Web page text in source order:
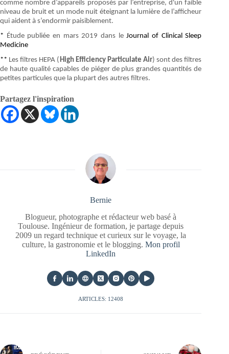
comme nombre d’appareils proposés par l’entreprise, d'un faible
niveau de bruit et un mode nuit éteignant la lumière de l’afficheur
qui aident à s’endormir paisiblement.
* Étude publiée en mars 2019 dans leJournal of Clinical Sleep
Medicine
** Les filtres HEPA (High Efficiency Particulate Air) sont des filtres
de haute qualité capables de piéger de plus grandes quantités de
petites particules que la plupart des autres filtres.
Partagez l'inspiration
Bernie
Blogueur, photographe et rédacteur web basé à
Toulouse. Ingénieur de formation, je partage depuis
2009 un regard technique et curieux sur le voyage, la
culture, la gastronomie et le blogging. Mon profil
LinkedIn
ARTICLES: 12408